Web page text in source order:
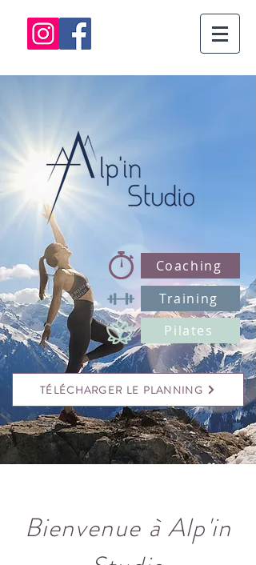
Coaching
Training
Pilates
TÉLÉCHARGER LE PLANNING
Bienvenue à Alp'in